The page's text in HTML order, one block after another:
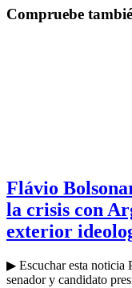
Compruebe
Flávio
la crisis con
exterior
▶ Escuchar esta noticia
senador y candidato